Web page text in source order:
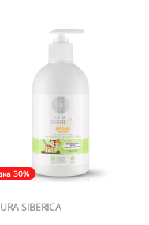
30%
SIBERICA